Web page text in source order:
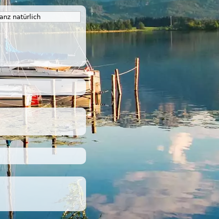
natürlich